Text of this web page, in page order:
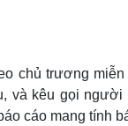
chủ trương
và kêu gọi
cáo mang tính